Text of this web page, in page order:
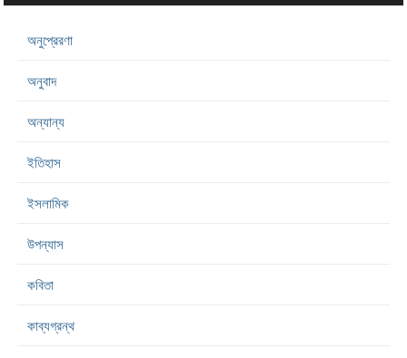
অনুপ্রেরণা
অনুবাদ
অন্যান্য
ইতিহাস
ইসলামিক
উপন্যাস
কবিতা
কাব্যগ্রন্থ